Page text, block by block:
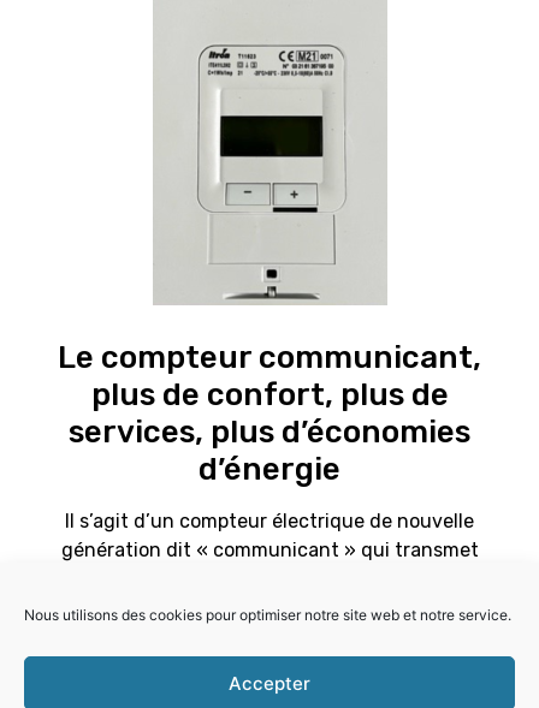
Nous utilisons des cookies pour optimiser notre site web et notre service.
Accepter
Le compteur communicant,
plus de confort, plus de
services, plus d’économies
d’énergie
Il s’agit d’un compteur électrique de nouvelle
génération dit « communicant » qui transmet
ordres à distance. Il permet des services et des
« réseaux électriques intelligents », il contribue